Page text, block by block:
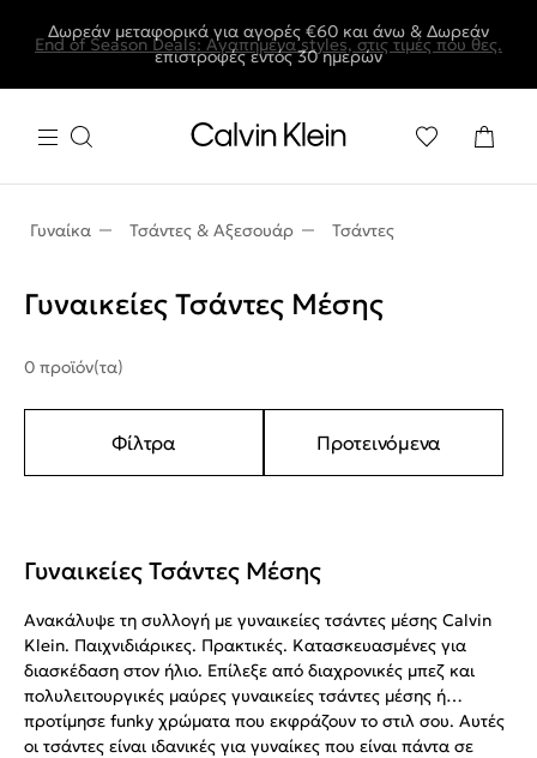
End of Season Deals: Αγαπημένα styles, στις τιμές που θες.
Δωρεάν μεταφορικά για αγορές €60 και άνω & Δωρεάν
επιστροφές εντός 30 ημερών
Γυναίκα Τσάντες & Αξεσουάρ Τσάντες
Γυναικείες Τσάντες Μέσης
0 προϊόν(τα)
Φίλτρα Προτεινόμενα
Γυναικείες Τσάντες Μέσης
Ανακάλυψε τη συλλογή με γυναικείες τσάντες μέσης Calvin
Klein. Παιχνιδιάρικες. Πρακτικές. Κατασκευασμένες για
διασκέδαση στον ήλιο. Επίλεξε από διαχρονικές μπεζ και
πολυλειτουργικές μαύρες γυναικείες τσάντες μέσης ή
προτίμησε funky χρώματα που εκφράζουν το στιλ σου. Αυτές
οι τσάντες είναι ιδανικές για γυναίκες που είναι πάντα σε